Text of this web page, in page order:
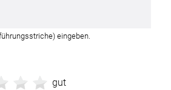
gut
eingeben.